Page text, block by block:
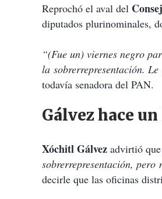
Reprochó el aval del
diputados plurinominales,
“(Fue un) viernes negro
la sobrerrepresentación.
todavía senadora del PAN.
Gálvez hace
Xóchitl Gálvez advirtió
sobrerrepresentación, pero
decirle que las oficinas